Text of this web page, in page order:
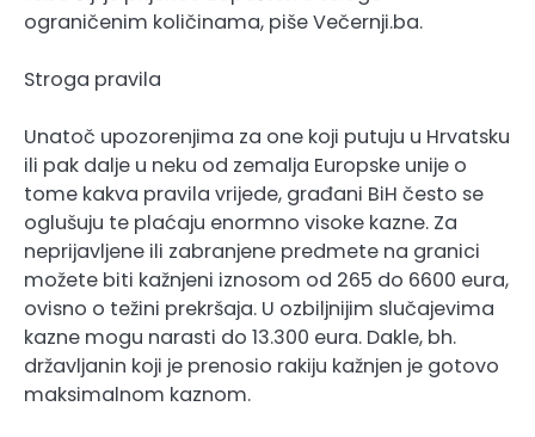
ograničenim količinama, piše Večernji.ba.
Stroga pravila
Unatoč upozorenjima za one koji putuju u Hrvatsku
ili pak dalje u neku od zemalja Europske unije o
tome kakva pravila vrijede, građani BiH često se
oglušuju te plaćaju enormno visoke kazne. Za
neprijavljene ili zabranjene predmete na granici
možete biti kažnjeni iznosom od 265 do 6600 eura,
ovisno o težini prekršaja. U ozbiljnijim slučajevima
kazne mogu narasti do 13.300 eura. Dakle, bh.
državljanin koji je prenosio rakiju kažnjen je gotovo
maksimalnom kaznom.